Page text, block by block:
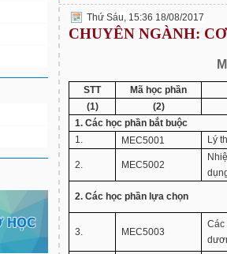
Thứ Sáu, 15:36 18/08/2017
CHUYÊN NGÀNH:
STT
Mã học phần
(1)
(2)
1. Các học phần bắt buộc
1.
MEC5001 Lý
2. MEC5002
2. Các học phần lựa chọn
3. MEC5003
Các